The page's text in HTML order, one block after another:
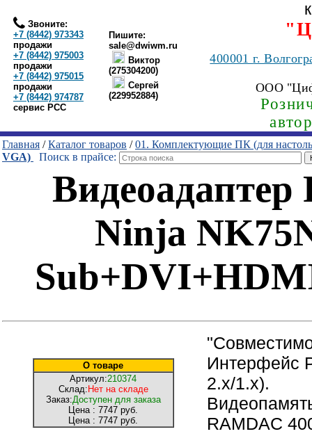
Звоните:
+7 (8442) 973343
продажи
+7 (8442) 975003
продажи
+7 (8442) 975015
продажи
+7 (8442) 974787
сервис РСС
Пишите:
sale@dwiwm.ru
Виктор
(275304200)
Сергей
(229952884)
400001г.
ООО
Главная /Каталог товаров /01. Комплектующие ПК (для
VGA)
Поиск в прайсе:
Ninja
О товаре
Артикул:210374
Склад: Нет на складе
Заказ:Доступен для заказа
Цена : 7747 руб.
Цена : 7747 руб.
Интерфейс
2.x/1.х).
RAMDAC